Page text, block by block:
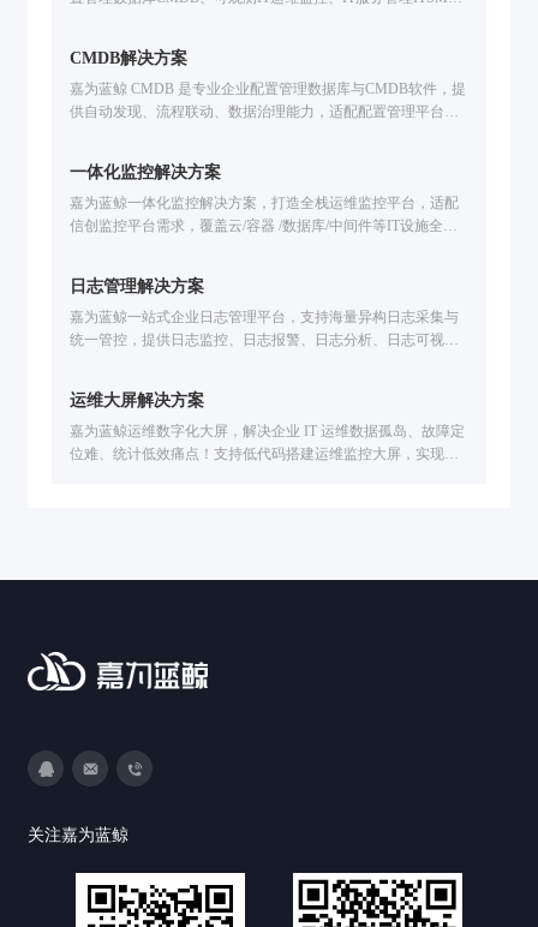
产信创环境，提升运维效率。免费申请方案演示。
CMDB解决方案
嘉为蓝鲸 CMDB 是专业企业配置管理数据库与CMDB软件，提
供自动发现、流程联动、数据治理能力，适配配置管理平台需
一体化监控解决方案
嘉为蓝鲸一体化监控解决方案，打造全栈运维监控平台，适配
信创监控平台需求，覆盖云/容器 /数据库/中间件等IT设施全场
务中信建投、广州公交、福田汽车等企业，助力提升运维效
率，保障业务稳定运行。
日志管理解决方案
嘉为蓝鲸一站式企业日志管理平台，支持海量异构日志采集与
统一管控，提供日志监控、日志报警、日志分析、日志可视化
运维大屏解决方案
嘉为蓝鲸运维数字化大屏，解决企业 IT 运维数据孤岛、故障定
位难、统计低效痛点！支持低代码搭建运维监控大屏，实现运
关注嘉为蓝鲸